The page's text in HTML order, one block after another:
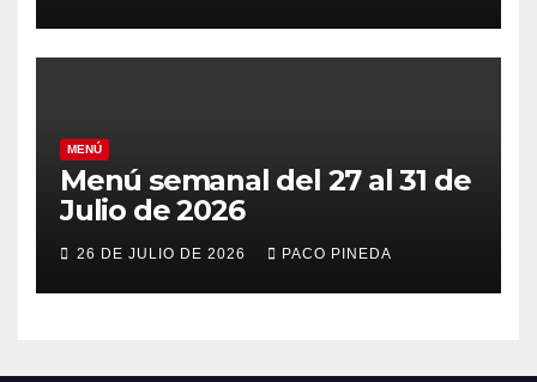
MENÚ
Menú semanal del 27 al 31 de
Julio de 2026
26 DE JULIO DE 2026 PACO PINEDA